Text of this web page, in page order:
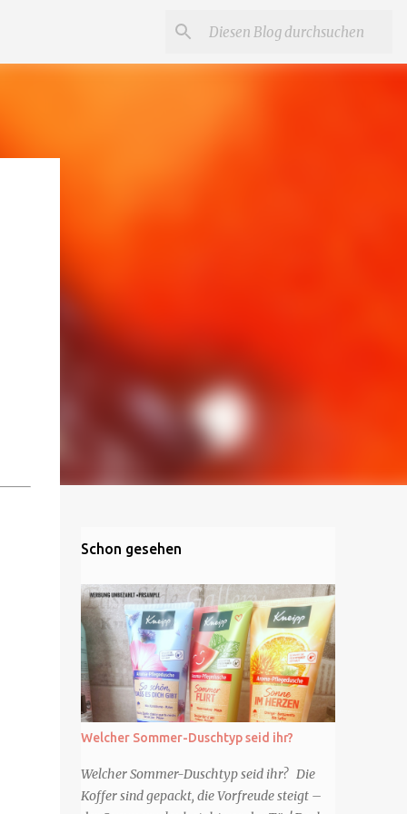
Schon gesehen
Welcher Sommer-Duschtyp seid ihr?
Welcher Sommer-Duschtyp seid ihr? Die
Koffer sind gepackt, die Vorfreude steigt –